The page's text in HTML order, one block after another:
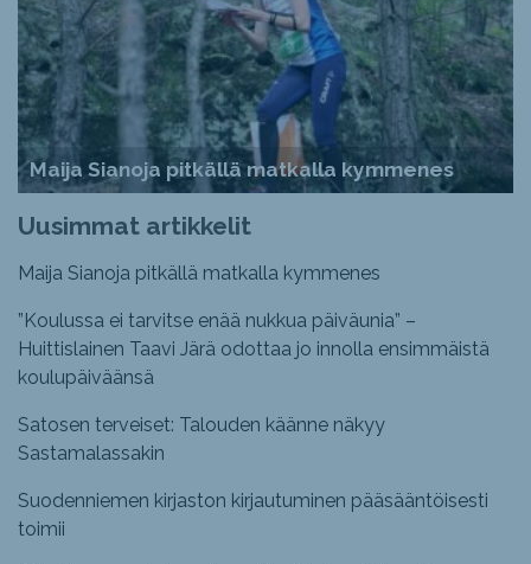
Maija Sianoja pitkällä matkalla kymmenes
Uusimmat artikkelit
Maija Sianoja pitkällä matkalla kymmenes
”Koulussa ei tarvitse enää nukkua päiväunia” –
Huittislainen Taavi Järä odottaa jo innolla ensimmäistä
koulupäiväänsä
Satosen terveiset: Talouden käänne näkyy
Sastamalassakin
Suodenniemen kirjaston kirjautuminen pääsääntöisesti
toimii